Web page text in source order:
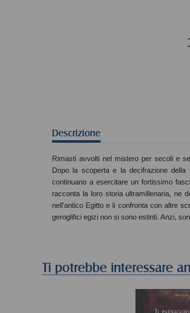
Descrizione
Rimasti avvolti nel mistero per secoli e
Dopo la scoperta e la decifrazione
continuano a esercitare un fortissimo
racconta la loro storia ultramillenaria, ne
nell'antico Egitto e li confronta con altre
geroglifici egizi non si sono estinti. Anzi,
Ti potrebbe interessare